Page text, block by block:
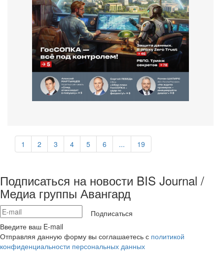
1 2 3 4 5 6 ... 19
Подписаться на новости BIS Journal /
Медиа группы Авангард
Подписаться
Введите ваш E-mail
Отправляя данную форму вы соглашаетесь с политикой
конфиденциальности персональных данных